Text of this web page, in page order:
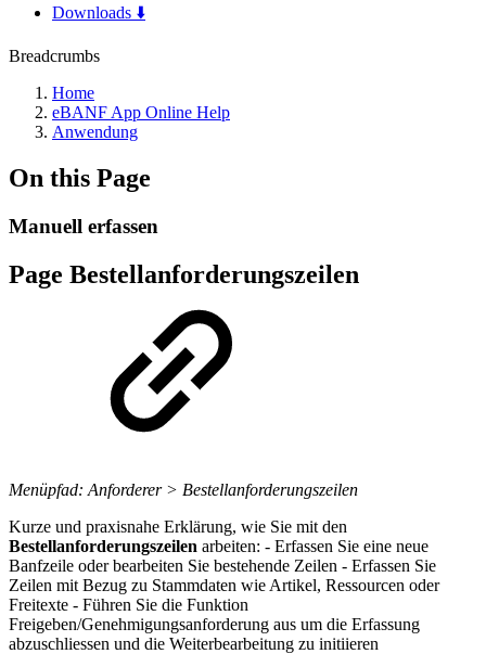
Downloads ⬇️
Breadcrumbs
Home
eBANF App Online Help
Anwendung
On this Page
Manuell erfassen
Page Bestellanforderungszeilen
Menüpfad: Anforderer > Bestellanforderungszeilen
Kurze und praxisnahe Erklärung, wie Sie mit den
Bestellanforderungszeilen arbeiten: - Erfassen Sie eine neue
Banfzeile oder bearbeiten Sie bestehende Zeilen - Erfassen Sie
Zeilen mit Bezug zu Stammdaten wie Artikel, Ressourcen oder
Freitexte - Führen Sie die Funktion
Freigeben/Genehmigungsanforderung aus um die Erfassung
abzuschliessen und die Weiterbearbeitung zu initiieren